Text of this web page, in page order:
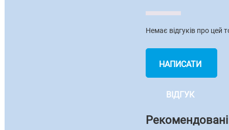
Немає відгуків про цей
НАПИСАТИ
ВІДГУК
Рекомендовані